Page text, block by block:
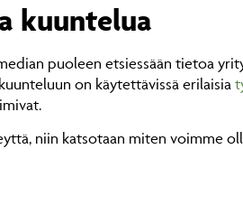
kuuntelua
puoleen etsiessään tietoa
on käytettävissä erilaisia
niin katsotaan miten voimme